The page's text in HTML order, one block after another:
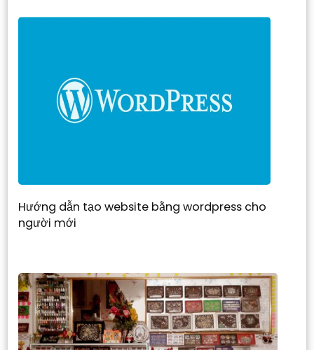
Hướng dẫn tạo website bằng wordpress cho
người mới